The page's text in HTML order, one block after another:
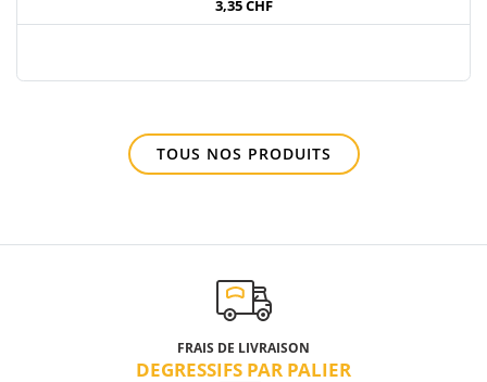
3,35 CHF
TOUS NOS PRODUITS
FRAIS DE LIVRAISON
DEGRESSIFS PAR PALIER